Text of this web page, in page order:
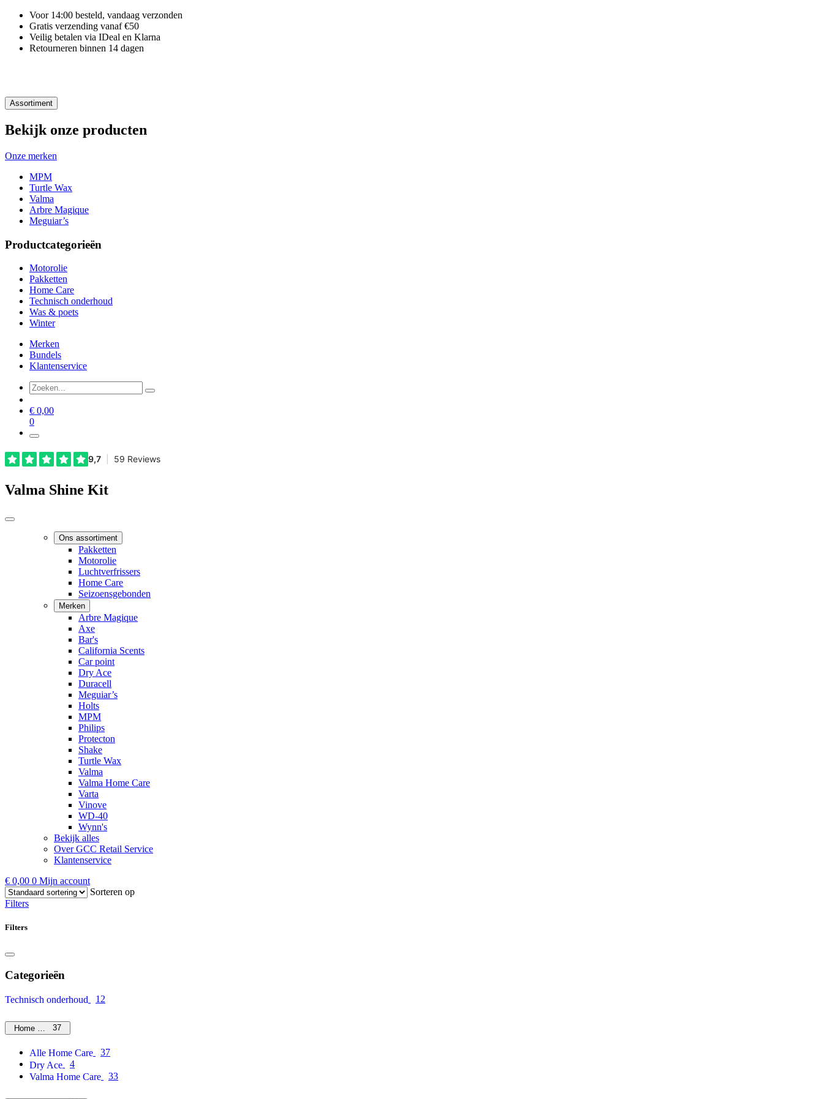
Voor 14:00 besteld, vandaag verzonden
Gratis verzending vanaf €50
Veilig betalen via IDeal en Klarna
Retourneren binnen 14 dagen
Assortiment
Bekijk onze producten
Onze merken
MPM
Turtle Wax
Valma
Arbre Magique
Meguiar’s
Productcategorieën
Motorolie
Pakketten
Home Care
Technisch onderhoud
Was & poets
Winter
Merken
Bundels
Klantenservice
€ 0,00
0
Valma Shine Kit
Ons assortiment
Pakketten
Motorolie
Luchtverfrissers
Home Care
Seizoensgebonden
Merken
Arbre Magique
Axe
Bar's
California Scents
Car point
Dry Ace
Duracell
Meguiar’s
Holts
MPM
Philips
Protecton
Shake
Turtle Wax
Valma
Valma Home Care
Varta
Vinove
WD-40
Wynn's
Bekijk alles
Over GCC Retail Service
Klantenservice
€ 0,00 0 Mijn account
Sorteren op
Filters
Filters
Categorieën
Technisch onderhoud 12
Home Care37
Alle Home Care
37
Dry Ace
4
Valma Home Care
33